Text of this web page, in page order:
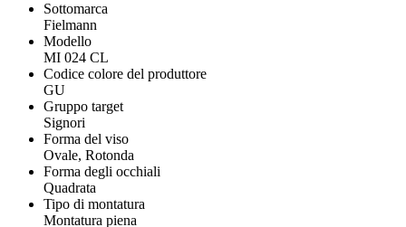
Sottomarca
Fielmann
Modello
MI 024 CL
Codice colore del produttore
GU
Gruppo target
Signori
Forma del viso
Ovale, Rotonda
Forma degli occhiali
Quadrata
Tipo di montatura
Montatura piena